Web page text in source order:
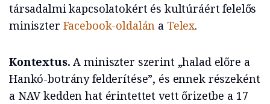
társadalmi kapcsolatokért és kultúráért felelős
miniszter Facebook-oldalán a Telex.
Kontextus. A miniszter szerint „halad előre a
Hankó-botrány felderítése”, és ennek részeként
a NAV kedden hat érintettet vett őrizetbe a 17